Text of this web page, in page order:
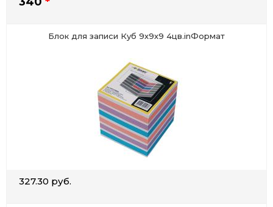
Блок для записи Куб 9х9х9 4цв.inФормат
327.30 руб.